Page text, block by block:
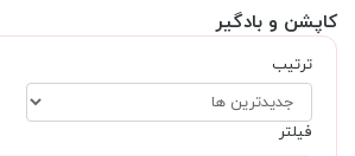
کاپشن و بادگیر
ترتیب
فیلتر